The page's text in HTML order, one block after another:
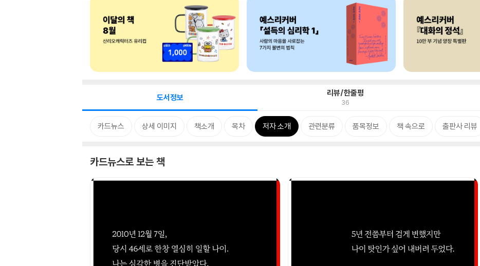
도서정보 리뷰/한줄평
36
카드뉴스 상세 이미지 책소개 목차 저자 소개 관련분류 품목정보 책 속으로 출판사 리뷰
카드뉴스로 보는 책